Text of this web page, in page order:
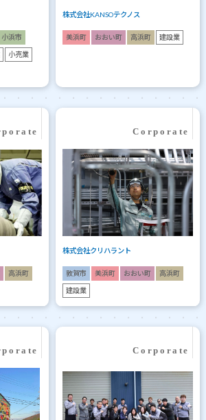
小浜市
小売業
株式会社KANSOテクノス
美浜町 おおい町 高浜町 建設業
高浜町
株式会社クリハラント
敦賀市 美浜町 おおい町 高浜町
建設業